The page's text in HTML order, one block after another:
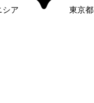
シア 東京都